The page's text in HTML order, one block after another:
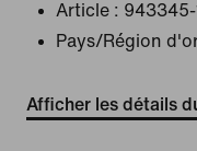
Article : 943345-
Pays/Région
Afficher les détails